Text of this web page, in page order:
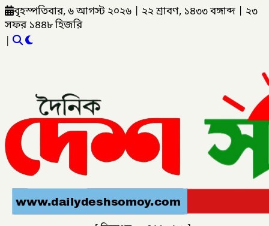
বৃহস্পতিবার, ৬ আগস্ট ২০২৬ ২২ শ্রাবণ, ১৪৩৩ বঙ্গাব্দ
২৩
সফর ১৪৪৮ হিজরি
|